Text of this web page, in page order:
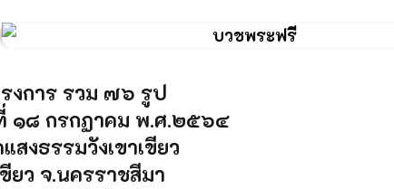
งการ รวม ๗๖ รูป
๑๘ กรกฏาคม พ.ศ.๒๕๖๔
งธรรมวังเขาเขียว
ยว จ.นครราชสีมา